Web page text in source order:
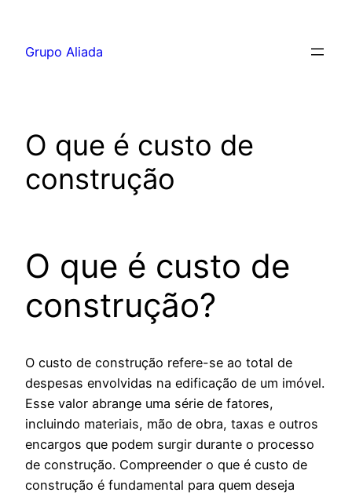
Grupo Aliada
O que é custo de
construção
O que é custo de
construção?
O custo de construção refere-se ao total de
despesas envolvidas na edificação de um imóvel.
Esse valor abrange uma série de fatores,
incluindo materiais, mão de obra, taxas e outros
encargos que podem surgir durante o processo
de construção. Compreender o que é custo de
construção é fundamental para quem deseja